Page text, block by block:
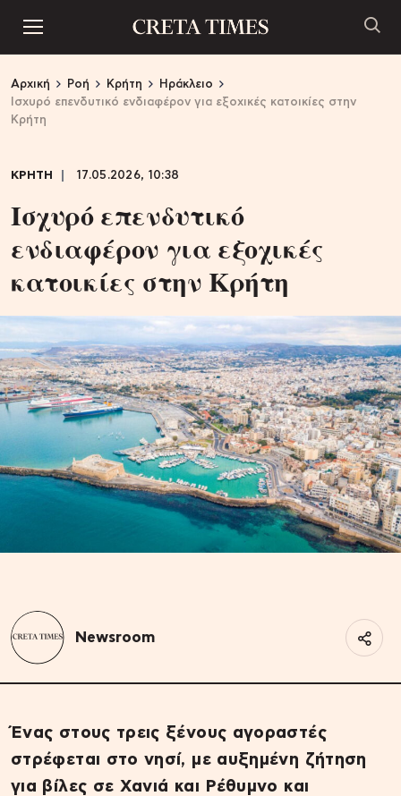
Αρχική Ροή Κρήτη
Ηράκλειο
Ισχυρό επενδυτικό ενδιαφέρον για εξοχικές κατοικίες στην
Κρήτη
ΚΡΗΤΗ 17.05.2026, 10:38
Ισχυρό επενδυτικό
ενδιαφέρον για εξοχικές
κατοικίες στην Κρήτη
Newsroom
Ένας στους τρεις ξένους αγοραστές
στρέφεται στο νησί, με αυξημένη ζήτηση
για βίλες σε Χανιά και Ρέθυμνο και